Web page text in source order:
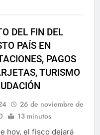
DEL FIN DEL
PAÍS EN
PAGOS
TURISMO
26 de noviembre de
13 minutos
hoy, el fisco dejará